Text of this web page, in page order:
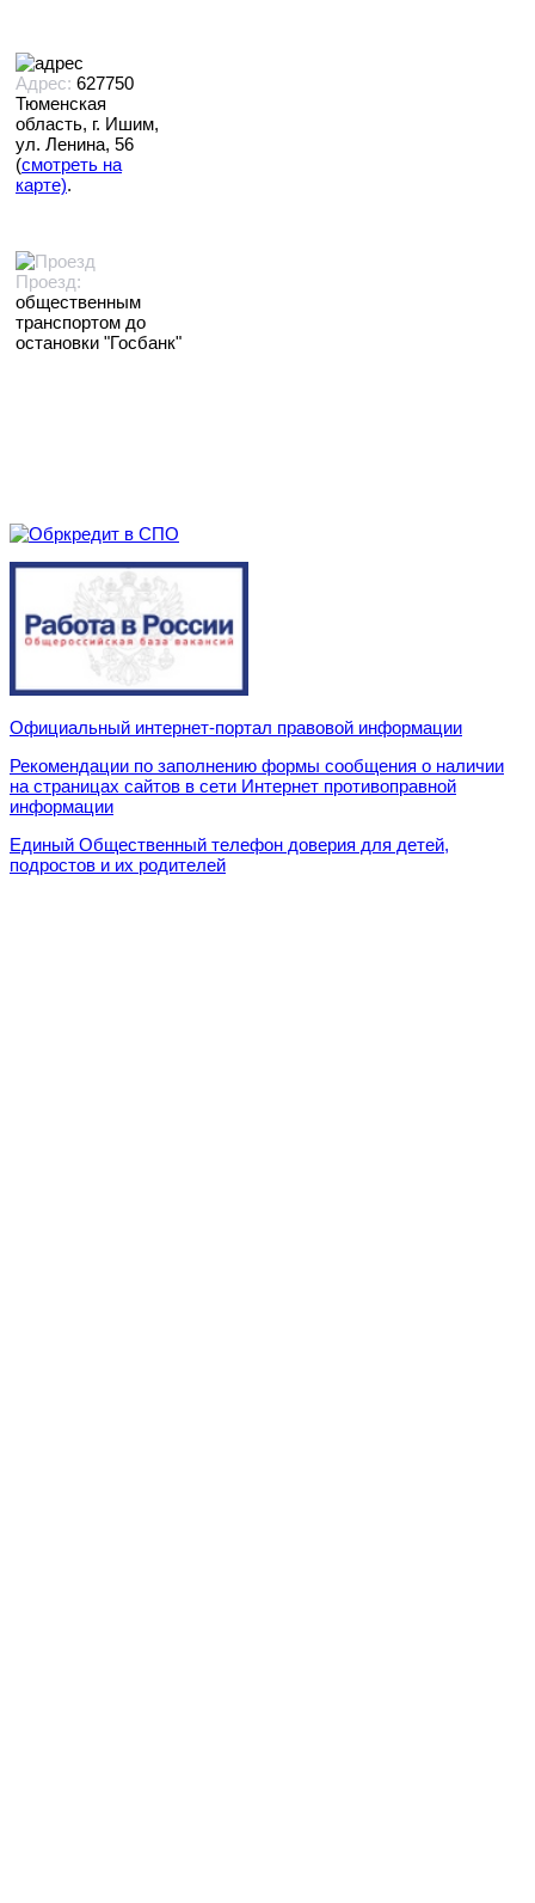
Адрес: 627750
Тюменская
область, г. Ишим,
ул. Ленина, 56
(смотреть на
карте).
Проезд:
общественным
транспортом до
остановки "Госбанк"
Официальный интернет-портал правовой информации
Рекомендации по заполнению формы сообщения о наличии
на страницах сайтов в сети Интернет противоправной
информации
Единый Общественный телефон доверия для детей,
подростов и их родителей